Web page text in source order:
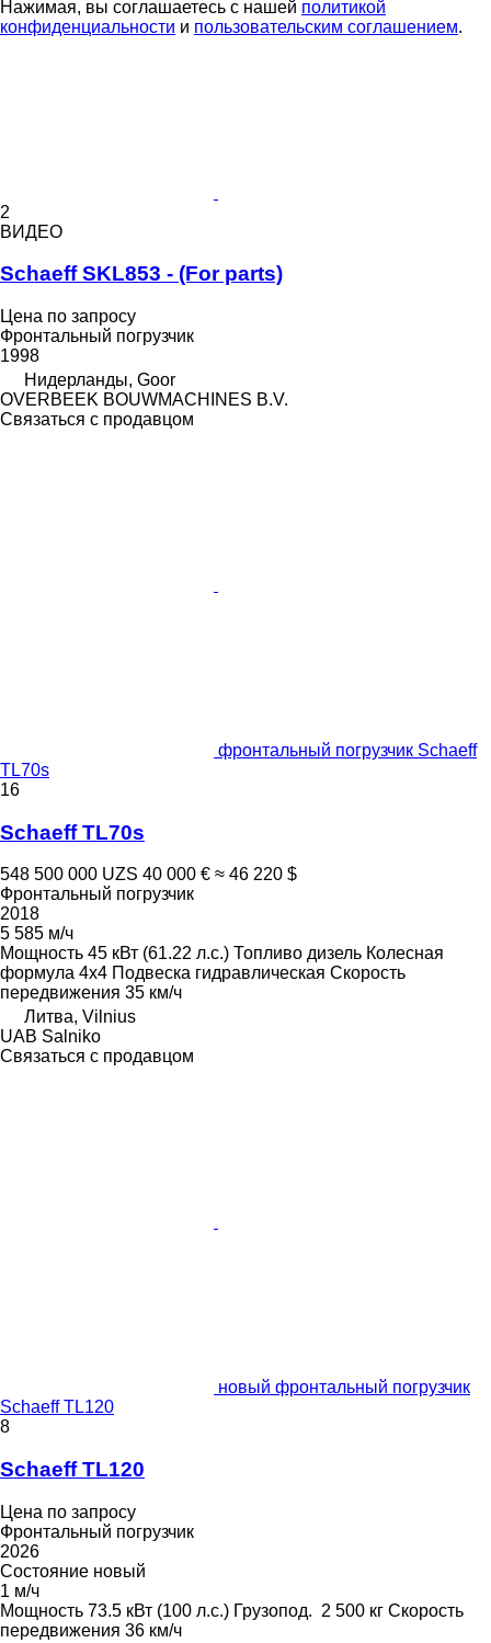
Нажимая, вы соглашаетесь с нашей политикой
конфиденциальности и пользовательским соглашением.
2
ВИДЕО
Schaeff SKL853 - (For parts)
Цена по запросу
Фронтальный погрузчик
1998
Нидерланды, Goor
OVERBEEK BOUWMACHINES B.V.
Связаться с продавцом
фронтальный погрузчик Schaeff
TL70s
16
Schaeff TL70s
548 500 000 UZS 40 000 € ≈ 46 220 $
Фронтальный погрузчик
2018
5 585 м/ч
Мощность 45 кВт (61.22 л.с.) Топливо дизель Колесная
формула 4x4 Подвеска гидравлическая Скорость
передвижения 35 км/ч
Литва, Vilnius
UAB Salniko
Связаться с продавцом
новый фронтальный погрузчик
Schaeff TL120
8
Schaeff TL120
Цена по запросу
Фронтальный погрузчик
2026
Состояние новый
1 м/ч
Мощность 73.5 кВт (100 л.с.) Грузопод. 2 500 кг Скорость
передвижения 36 км/ч